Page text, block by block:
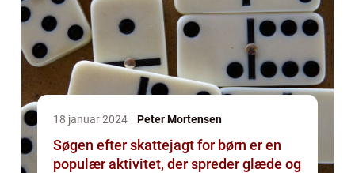
18 januar 2024 Peter Mortensen
Søgen efter skattejagt for børn er en
populær aktivitet, der spreder glæde og